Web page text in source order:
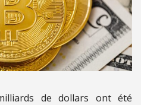
de dollars ont été